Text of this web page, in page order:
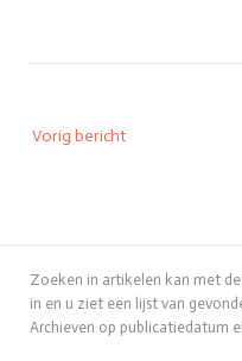
navigatie
Vorig bericht
Zoeken in artikelen kan met
in en u ziet een lijst van
Archieven op publicatiedatum